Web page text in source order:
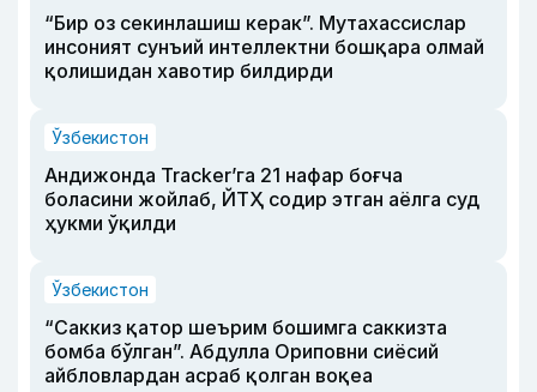
“Бир оз секинлашиш керак”. Мутахассислар
инсоният сунъий интеллектни бошқара олмай
қолишидан хавотир билдирди
Ўзбекистон
Андижонда Tracker’га 21 нафар боғча
боласини жойлаб, ЙТҲ содир этган аёлга суд
ҳукми ўқилди
Ўзбекистон
“Саккиз қатор шеърим бошимга саккизта
бомба бўлган”. Абдулла Ориповни сиёсий
айбловлардан асраб қолган воқеа